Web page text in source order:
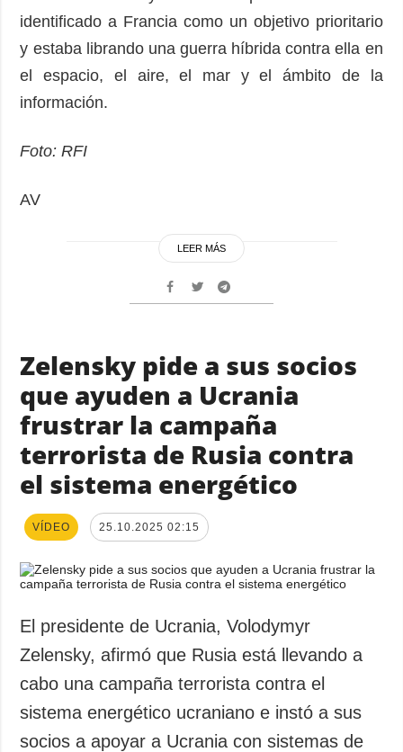
identificado a Francia como un objetivo prioritario
y estaba librando una guerra híbrida contra ella en
el espacio, el aire, el mar y el ámbito de la
información.
Foto: RFI
AV
LEER MÁS
Zelensky pide a sus socios
que ayuden a Ucrania
frustrar la campaña
terrorista de Rusia contra
el sistema energético
VÍDEO 25.10.2025 02:15
El presidente de Ucrania, Volodymyr
Zelensky, afirmó que Rusia está llevando a
cabo una campaña terrorista contra el
sistema energético ucraniano e instó a sus
socios a apoyar a Ucrania con sistemas de